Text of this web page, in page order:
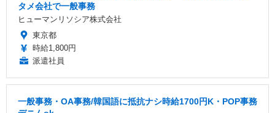
タメ会社で一般事務
ヒューマンリソシア株式会社
東京都
時給1,800円
派遣社員
一般事務・OA事務/韓国語に抵抗ナシ時給1700円K・POP事務